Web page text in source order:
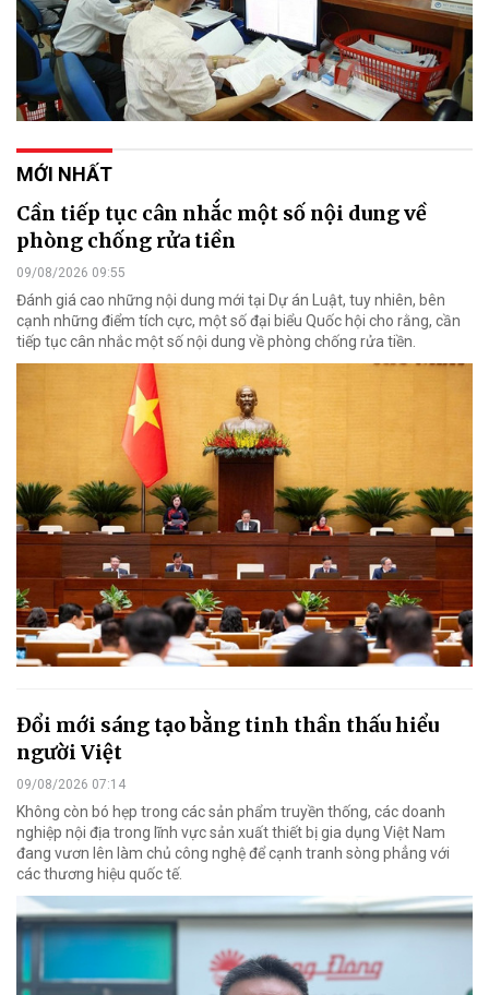
MỚI NHẤT
Cần tiếp tục cân nhắc một số nội dung về
phòng chống rửa tiền
09/08/2026 09:55
Đánh giá cao những nội dung mới tại Dự án Luật, tuy nhiên, bên
cạnh những điểm tích cực, một số đại biểu Quốc hội cho rằng, cần
tiếp tục cân nhắc một số nội dung về phòng chống rửa tiền.
Đổi mới sáng tạo bằng tinh thần thấu hiểu
người Việt
09/08/2026 07:14
Không còn bó hẹp trong các sản phẩm truyền thống, các doanh
nghiệp nội địa trong lĩnh vực sản xuất thiết bị gia dụng Việt Nam
đang vươn lên làm chủ công nghệ để cạnh tranh sòng phẳng với
các thương hiệu quốc tế.